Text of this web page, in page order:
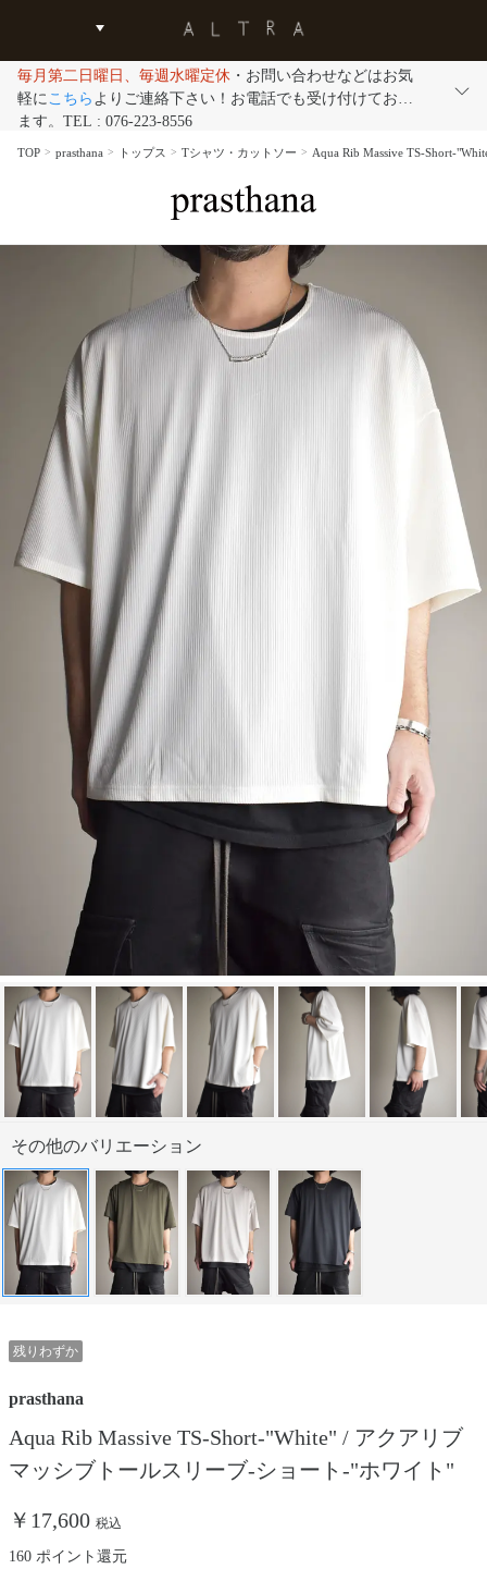
毎月第二日曜日、毎週水曜定休 ・お問い合わせなどはお気
軽にこちら よりご連絡下さい！お電話でも受け付けており
ます。TEL : 076-223-8556
TOP prasthana トップス Tシャツ・カットソー Aqua Rib Massive TS-Short-
その他のバリエーション
残りわずか
prasthana
Aqua Rib Massive TS-Short-"White" / アクアリブ
マッシブトールスリーブ-ショート-"ホワイト"
￥17,600 税込
160 ポイント還元